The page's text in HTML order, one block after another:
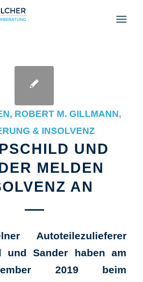
, ROBERT M. GILLMANN,
& INSOLVENZ
UND
MELDEN
AN
Autoteilezulieferer
und Sander haben am
2019 beim